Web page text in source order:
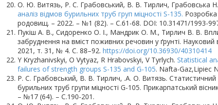
О. Ю. Витязь, Р. С. Грабовський, В. В. Тирлич, Грабовська
аналіз відмов бурильних труб груп міцності S-135.
родовищ. – 2022. – №1 (82). – С.61-68. DOI: 10.31471/1993-
Пукіш А. В., Сидоренко О. І., Мандрик О. М., Тирлич В. В.
забруднення на вміст поживних речовин у ґрунті. Науковий
2021, т. 31, № 4. С. 88–92. https://doi.org/10.36930/40310414
Y Kryzhanivskyi, O Vytyaz, R Hrabovskyi, V Tyrlych. Statistical
failures of strength groups S-135 and G-105. Nafta-Gaz,Lipiec
Р. С. Грабовський, В. В. Тирлич, .А. О. Витязь. Статистичний
бурильних труб групи міцності G-105. Прикарпатський
– №17 (64). – С.190-201.